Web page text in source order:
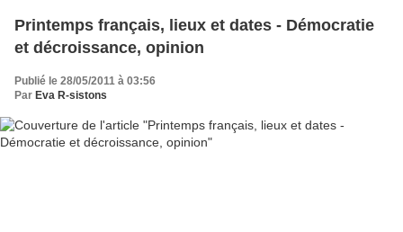
Printemps français, lieux et dates - Démocratie
et décroissance, opinion
Publié le 28/05/2011 à 03:56
Par Eva R-sistons